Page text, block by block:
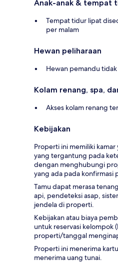
Anak-anak & tempat
Tempat tidur lipat
per malam
Hewan peliharaan
Hewan pemandu
Kolam renang, spa,
Akses kolam renang
Kebijakan
Properti ini memiliki
yang tergantung pada
dengan menghubungi
yang ada pada konfirmasi
Tamu dapat merasa
api, pendeteksi asap,
jendela di properti.
Kebijakan atau biaya
untuk reservasi kelompok
properti/tanggal
Properti ini menerima
menerima uang tunai.